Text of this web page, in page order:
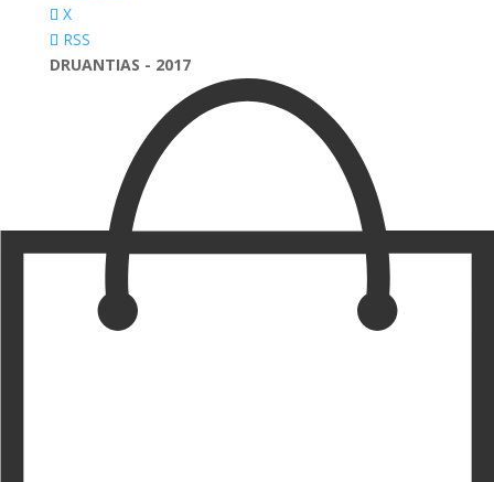
X
RSS
DRUANTIAS - 2017